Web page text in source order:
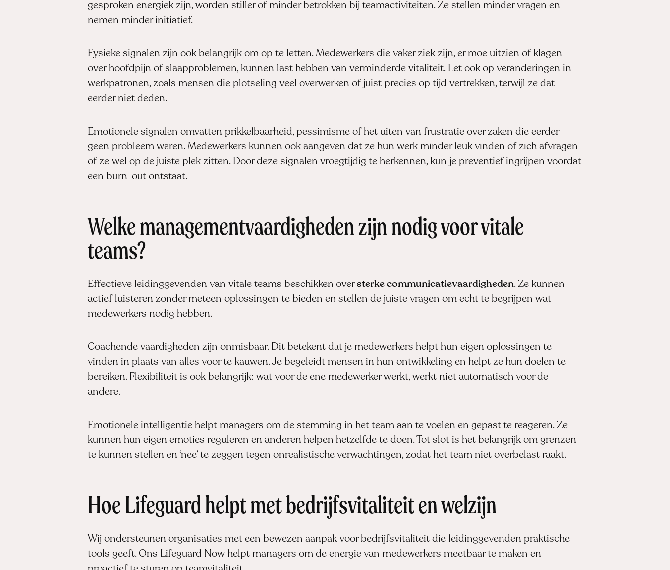
gesproken energiek zijn, worden stiller of minder betrokken bij teamactiviteiten. Ze stellen minder vragen en
nemen minder initiatief.
Fysieke signalen zijn ook belangrijk om op te letten. Medewerkers die vaker ziek zijn, er moe uitzien of klagen
over hoofdpijn of slaapproblemen, kunnen last hebben van verminderde vitaliteit. Let ook op veranderingen in
werkpatronen, zoals mensen die plotseling veel overwerken of juist precies op tijd vertrekken, terwijl ze dat
eerder niet deden.
Emotionele signalen omvatten prikkelbaarheid, pessimisme of het uiten van frustratie over zaken die eerder
geen probleem waren. Medewerkers kunnen ook aangeven dat ze hun werk minder leuk vinden of zich afvragen
of ze wel op de juiste plek zitten. Door deze signalen vroegtijdig te herkennen, kun je preventief ingrijpen voordat
een burn-out ontstaat.
Welke managementvaardigheden zijn nodig voor vitale
teams?
Effectieve leidinggevenden van vitale teams beschikken oversterke communicatievaardigheden. Ze kunnen
actief luisteren zonder meteen oplossingen te bieden en stellen de juiste vragen om echt te begrijpen wat
medewerkers nodig hebben.
Coachende vaardigheden zijn onmisbaar. Dit betekent dat je medewerkers helpt hun eigen oplossingen te
vinden in plaats van alles voor te kauwen. Je begeleidt mensen in hun ontwikkeling en helpt ze hun doelen te
bereiken. Flexibiliteit is ook belangrijk: wat voor de ene medewerker werkt, werkt niet automatisch voor de
andere.
Emotionele intelligentie helpt managers om de stemming in het team aan te voelen en gepast te reageren. Ze
kunnen hun eigen emoties reguleren en anderen helpen hetzelfde te doen. Tot slot is het belangrijk om grenzen
te kunnen stellen en ‘nee’ te zeggen tegen onrealistische verwachtingen, zodat het team niet overbelast raakt.
Hoe Lifeguard helpt met bedrijfsvitaliteit en welzijn
Wij ondersteunen organisaties met een bewezen aanpak voor bedrijfsvitaliteit die leidinggevenden praktische
tools geeft. Ons Lifeguard Now helpt managers om de energie van medewerkers meetbaar te maken en